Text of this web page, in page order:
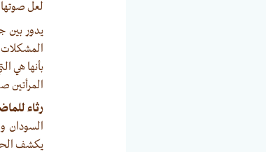
لعل صوتها
يدور بين
المشكلات
بأنها هي
المرأتين
رثاء
السودان
يكشف